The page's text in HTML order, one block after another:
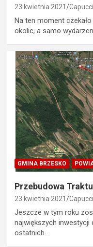
23 kwietnia 2021
Na ten moment
okolic, a samo
GMINA BRZESKO
Przebudowa
23 kwietnia 2021
Jeszcze w tym roku
największych inwestycji
ostatnich…